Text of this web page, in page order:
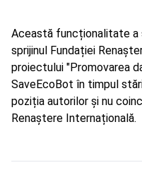
Această funcționalitate
sprijinul Fundației
proiectului "Promovarea
SaveEcoBot în timpul
poziția autorilor și nu
Renaștere Internațională.